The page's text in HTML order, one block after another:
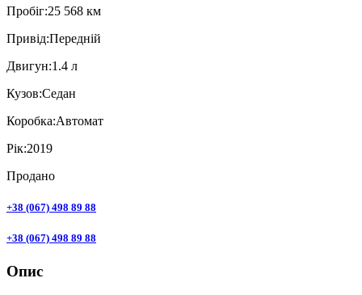
Пробiг:25 568 км
Привiд:Передній
Двигун:1.4 л
Кузов:Седан
Коробка:Автомат
Рік:2019
Продано
+38 (067) 498 89 88
+38 (067) 498 89 88
Опис